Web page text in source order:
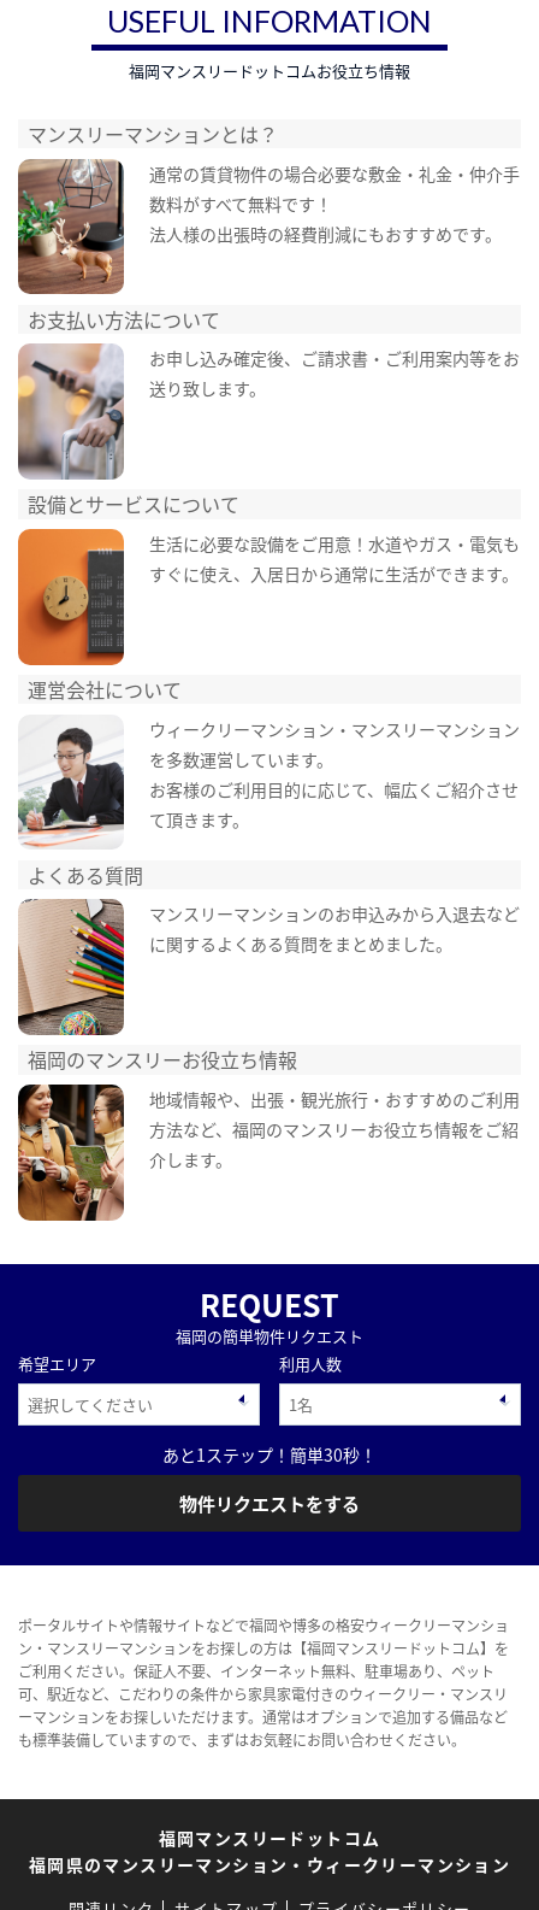
USEFUL INFORMATION
福岡マンスリードットコムお役立ち情報
マンスリーマンションとは？
通常の賃貸物件の場合必要な敷金・礼金・仲介手
数料がすべて無料です！
法人様の出張時の経費削減にもおすすめです。
お支払い方法について
お申し込み確定後、ご請求書・ご利用案内等をお
送り致します。
設備とサービスについて
生活に必要な設備をご用意！水道やガス・電気も
すぐに使え、入居日から通常に生活ができます。
運営会社について
ウィークリーマンション・マンスリーマンション
を多数運営しています。
お客様のご利用目的に応じて、幅広くご紹介させ
て頂きます。
よくある質問
マンスリーマンションのお申込みから入退去など
に関するよくある質問をまとめました。
福岡のマンスリーお役立ち情報
地域情報や、出張・観光旅行・おすすめのご利用
方法など、福岡のマンスリーお役立ち情報をご紹
介します。
REQUEST
福岡の簡単物件リクエスト
希望エリア
利用人数
あと1ステップ！簡単30秒！
物件リクエストをする
ポータルサイトや情報サイトなどで福岡や博多の格安ウィークリーマンショ
ン・マンスリーマンションをお探しの方は【福岡マンスリードットコム】を
ご利用ください。保証人不要、インターネット無料、駐車場あり、ペット
可、駅近など、こだわりの条件から家具家電付きのウィークリー・マンスリ
ーマンションをお探しいただけます。通常はオプションで追加する備品など
も標準装備していますので、まずはお気軽にお問い合わせください。
福岡マンスリードットコム
福岡県のマンスリーマンション・ウィークリーマンション